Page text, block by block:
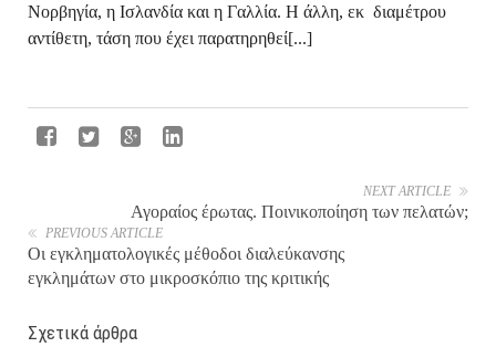
Νορβηγία, η Ισλανδία και η Γαλλία. Η άλλη, εκ διαμέτρου
αντίθετη, τάση που έχει παρατηρηθεί[...]
NEXT ARTICLE
Αγοραίος έρωτας. Ποινικοποίηση των πελατών;
PREVIOUS ARTICLE
Οι εγκληματολογικές μέθοδοι διαλεύκανσης
εγκλημάτων στο μικροσκόπιο της κριτικής
Σχετικά άρθρα